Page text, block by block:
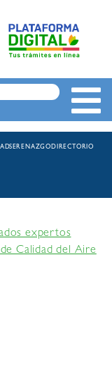
SERENAZGODIRECTORIO
expertos
Calidad del Aire